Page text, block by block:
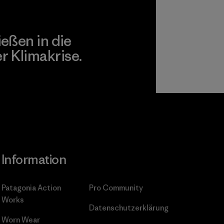
in die
Klimakrise.
Information
Patagonia Action
Works
Worn Wear
Pro Community
Datenschutzerklärung